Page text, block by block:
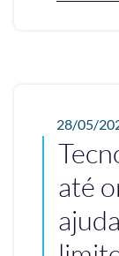
28/05/
até